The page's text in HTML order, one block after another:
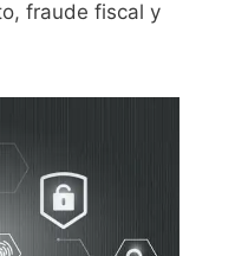
fraude fiscal y